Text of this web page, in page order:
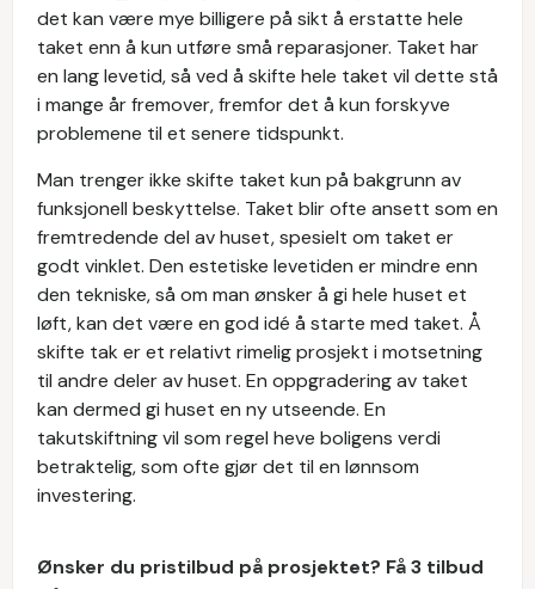
det kan være mye billigere på sikt å erstatte hele
taket enn å kun utføre små reparasjoner. Taket har
en lang levetid, så ved å skifte hele taket vil dette stå
i mange år fremover, fremfor det å kun forskyve
problemene til et senere tidspunkt.
Man trenger ikke skifte taket kun på bakgrunn av
funksjonell beskyttelse. Taket blir ofte ansett som en
fremtredende del av huset, spesielt om taket er
godt vinklet. Den estetiske levetiden er mindre enn
den tekniske, så om man ønsker å gi hele huset et
løft, kan det være en god idé å starte med taket. Å
skifte tak er et relativt rimelig prosjekt i motsetning
til andre deler av huset. En oppgradering av taket
kan dermed gi huset en ny utseende. En
takutskiftning vil som regel heve boligens verdi
betraktelig, som ofte gjør det til en lønnsom
investering.
Ønsker du pristilbud på prosjektet? Få 3 tilbud